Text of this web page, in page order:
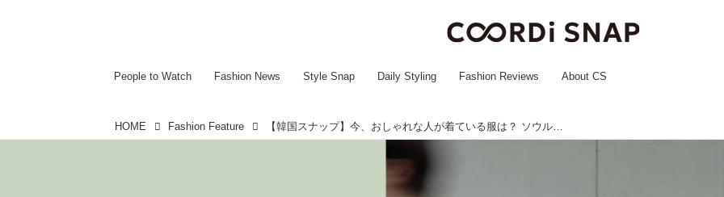
People to Watch Fashion News Style Snap Daily Styling Fashion Reviews About CS
HOME Fashion Feature 【韓国スナップ】今、おしゃれな人が着ている服は？ ソウルのファッションディレクターが解説！ 後編